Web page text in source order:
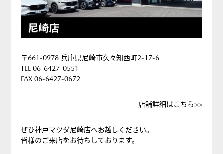
〒661-0978 兵庫県尼崎市久々知西町2-17-6
TEL 06-6427-0551
FAX 06-6427-0672
店舗詳細はこちら>>
ぜひ神戸マツダ尼崎店へお越しください。
皆様のご来店をお待ちしております。